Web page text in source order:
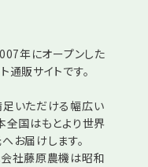
年にオープンした
販サイトです。
いただける幅広い
全国はもとより世界
お届けします。
社藤原農機は昭和